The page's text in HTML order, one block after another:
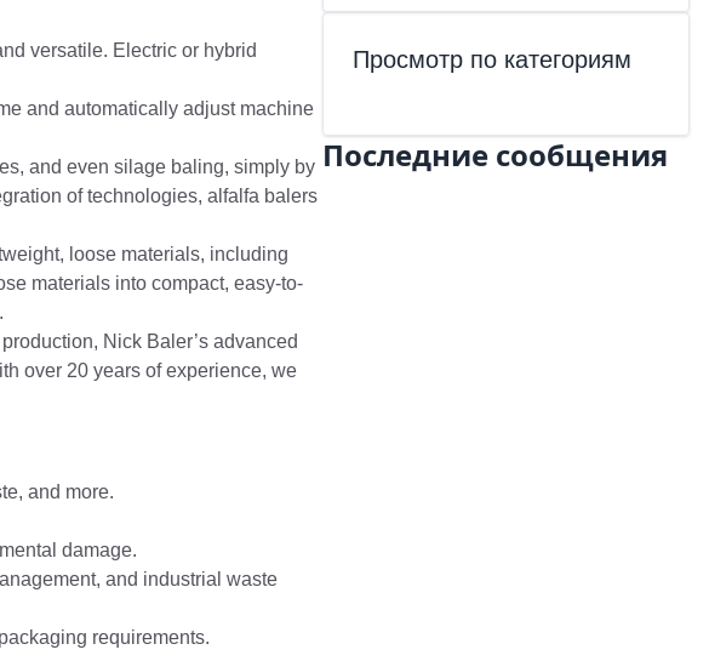
versatile. Electric or hybrid
and automatically adjust machine
and even silage baling, simply by
of technologies, alfalfa balers
loose materials, including
materials into compact, easy-to-
Nick Baler’s advanced
over 20 years of experience, we
and more.
damage.
and industrial waste
requirements.
Просмотр по категориям
Последние сообщения